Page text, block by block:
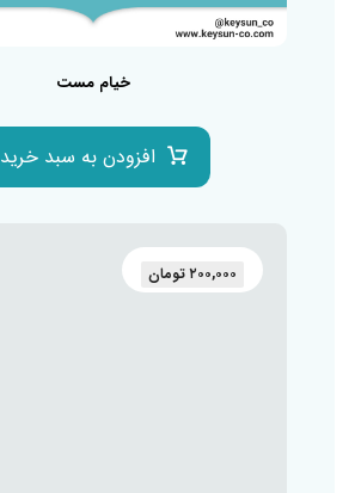
خیام مست
افزودن به سبد خرید
۲۰۰,۰۰۰ تومان